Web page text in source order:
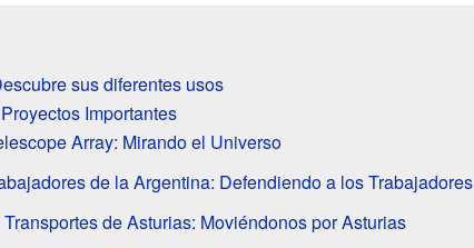
sus diferentes usos
Importantes
Array: Mirando el Universo
de la Argentina: Defendiendo a los Trabajadores
de Asturias: Moviéndonos por Asturias